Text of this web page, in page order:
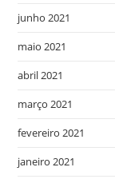
junho 2021
maio 2021
abril 2021
março 2021
fevereiro 2021
janeiro 2021